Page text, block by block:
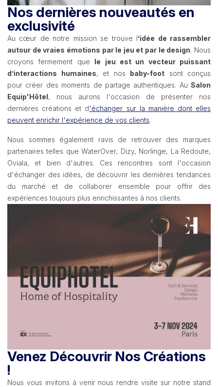
Nos dernières nouveautés en
exclusivité
Au cœur de notre mission se trouve l’idée de rassembler
autour de vraies émotions par le jeu et par le design. Nous
croyons fermement que le jeu est un vecteur puissant
d’interactions humaines, et nos baby-foot sont conçus
pour créer des moments de partage authentiques. Au Salon
Equip'Hôtel, nous aurons l'occasion de présenter nos
dernières créations et d'échanger sur la manière dont elles
peuvent enrichir l'expérience de vos clients.
Nous sommes également ravis de retrouver des marques
partenaires telles que WaterOver, Dizy, Norlinge, La Redoute,
Oviala, et bien d'autres. Ces rencontres sont l'occasion
d'échanger des idées, de découvrir les dernières tendances
du marché et de collaborer ensemble pour offrir des
expériences toujours plus enrichissantes à nos clients.
Venez Découvrir Nos Créations
!
Nous vous invitons à venir nous rendre visite sur notre stand